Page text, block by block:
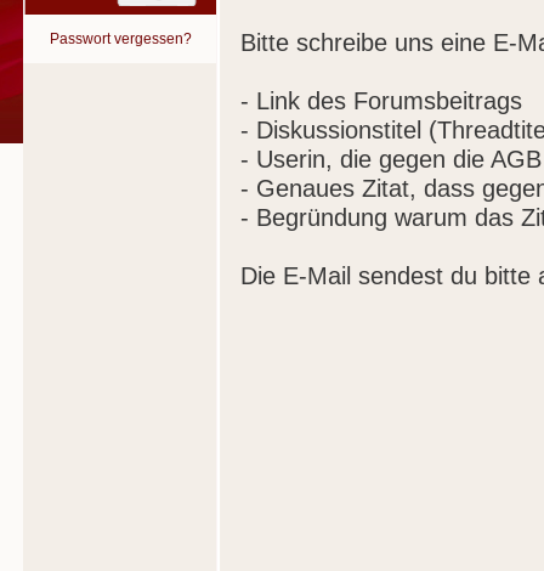
Passwort vergessen? Bitte schreibe uns eine E-
- Link des Forumsbeitrags
- Diskussionstitel
- Userin, die gegen die
- Genaues Zitat, dass
- Begründung warum das
Die E-Mail sendest du bitte